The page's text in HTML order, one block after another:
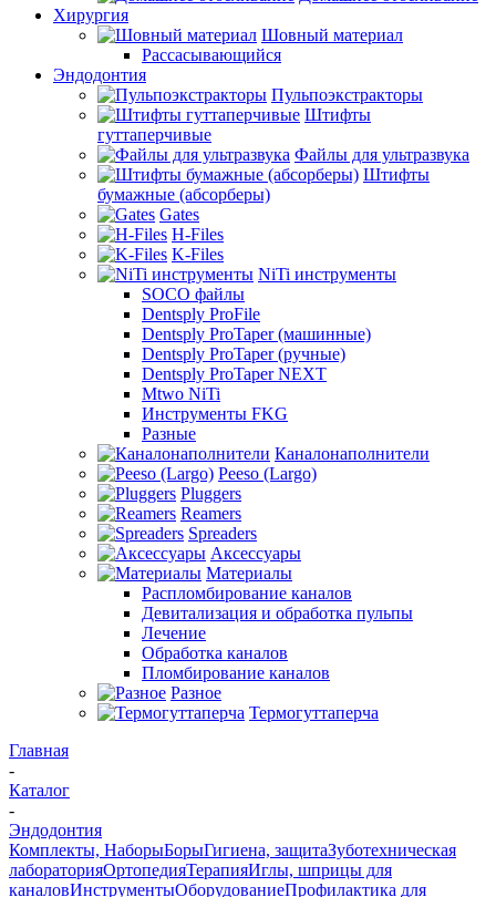
Хирургия
Шовный материал
Рассасывающийся
Эндодонтия
Пульпоэкстракторы
Штифты
гуттаперчивые
Файлы для ультразвука
Штифты
бумажные (абсорберы)
Gates
H-Files
K-Files
NiTi инструменты
SOCO файлы
Dentsply ProFile
Dentsply ProTaper (машинные)
Dentsply ProTaper (ручные)
Dentsply ProTaper NEXT
Mtwo NiTi
Инструменты FKG
Разные
Каналонаполнители
Peeso (Largo)
Pluggers
Reamers
Spreaders
Аксессуары
Материалы
Распломбирование каналов
Девитализация и обработка пульпы
Лечение
Обработка каналов
Пломбирование каналов
Разное
Термогуттаперча
Главная
-
Каталог
-
Эндодонтия
Комплекты, НаборыБорыГигиена, защитаЗуботехническая
лабораторияОртопедияТерапияИглы, шприцы для
каналовИнструментыОборудованиеПрофилактика для